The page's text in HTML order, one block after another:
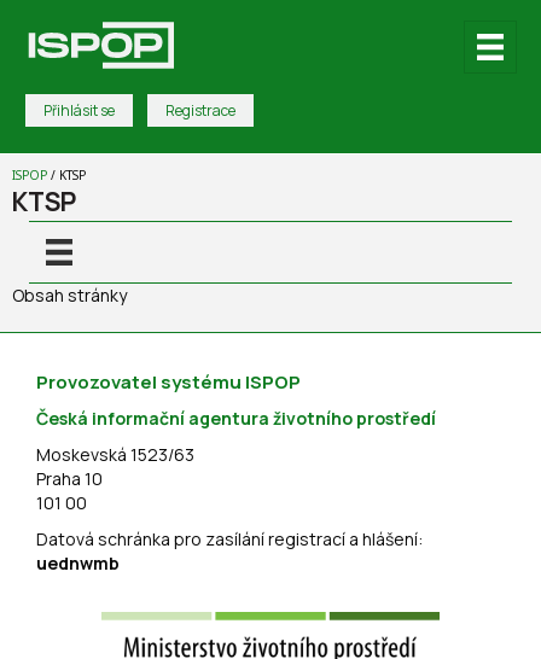
Přihlásit se Registrace
ISPOP / KTSP
KTSP
Obsah stránky
Provozovatel systému ISPOP
Česká informační agentura životního prostředí
Moskevská 1523/63
Praha 10
101 00
Datová schránka pro zasílání registrací a hlášení:
uednwmb